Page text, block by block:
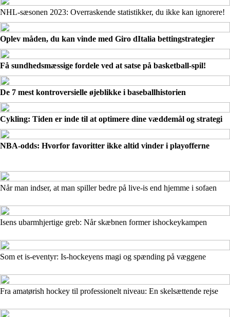
NHL-sæsonen 2023: Overraskende statistikker, du ikke kan ignorere!
Oplev måden, du kan vinde med Giro dItalia bettingstrategier
Få sundhedsmæssige fordele ved at satse på basketball-spil!
De 7 mest kontroversielle øjeblikke i baseballhistorien
Cykling: Tiden er inde til at optimere dine væddemål og strategi
NBA-odds: Hvorfor favoritter ikke altid vinder i playofferne
Når man indser, at man spiller bedre på live-is end hjemme i sofaen
Isens ubarmhjertige greb: Når skæbnen former ishockeykampen
Som et is-eventyr: Is-hockeyens magi og spænding på væggene
Fra amatørish hockey til professionelt niveau: En skelsættende rejse